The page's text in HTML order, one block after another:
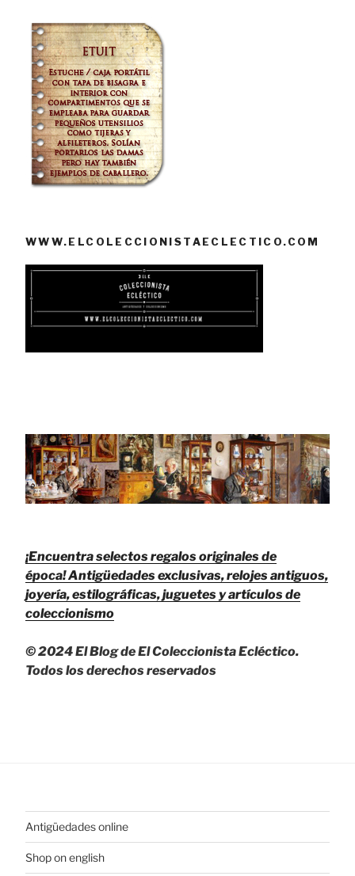
WWW.ELCOLECCIONISTAECLECTICO.COM
¡Encuentra selectos regalos originales de
época!Antigüedades exclusivas, relojes antiguos,
joyería, estilográficas, juguetes y artículos de
coleccionismo
© 2024 El Blog de El Coleccionista Ecléctico.
Todos los derechos reservados
Antigüedades online
Shop on english